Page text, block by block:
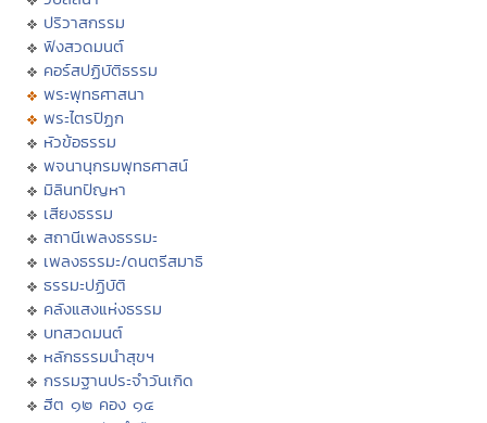
ปริวาสกรรม
ฟังสวดมนต์
คอร์สปฏิบัติธรรม
พระพุทธศาสนา
พระไตรปิฏก
หัวข้อธรรม
พจนานุกรมพุทธศาสน์
มิลินทปัญหา
เสียงธรรม
สถานีเพลงธรรมะ
เพลงธรรมะ/ดนตรีสมาธิ
ธรรมะปฏิบัติ
คลังแสงแห่งธรรม
บทสวดมนต์
หลักธรรมนำสุขฯ
กรรมฐานประจำวันเกิด
ฮีต ๑๒ คอง ๑๔